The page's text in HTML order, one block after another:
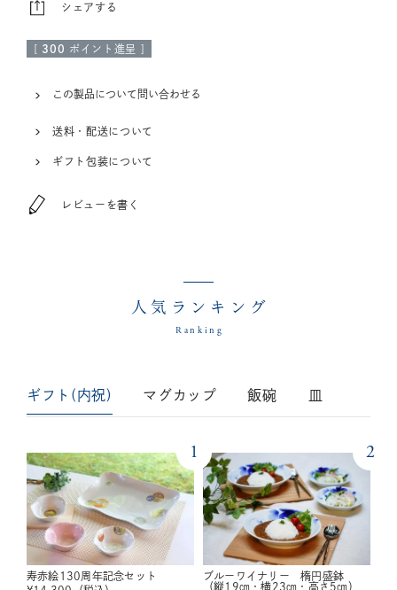
シェアする
300 ポイント進呈 ]
この製品について問い合わせる
送料・配送について
ギフト包装について
レビューを書く
人気ランキング
Ranking
ギフト(内祝) マグカップ 飯碗 皿
1
寿赤絵130周年記念セット
2
ブルーワイナリー 楕円盛鉢
（縦19㎝・横23㎝・高さ5㎝）